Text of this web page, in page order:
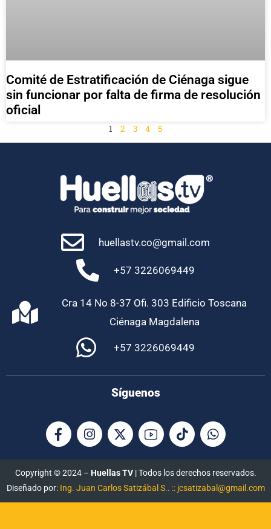
Comité de Estratificación de Ciénaga sigue
sin funcionar por falta de firma de resolución
oficial
1 2 3 4 5
huellastv.co@gmail.com
+57 3226069449
Cra 14 No 8-37 Ofi. 303 Edificio Toscana
Ciénaga Magdalena
+57 3226069449
Síguenos
Copyright © 2024 – Huellas TV| Todos los derechos reservados.
Diseñado por: Ing. Juan Carlos Satizábal S.. :: jcsatizabal@gmail.com